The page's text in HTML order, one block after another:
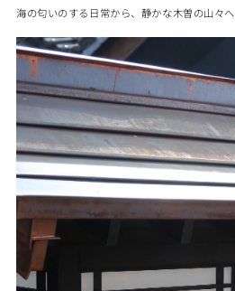
海の匂いのする日常から、静かな木曽の山々へ